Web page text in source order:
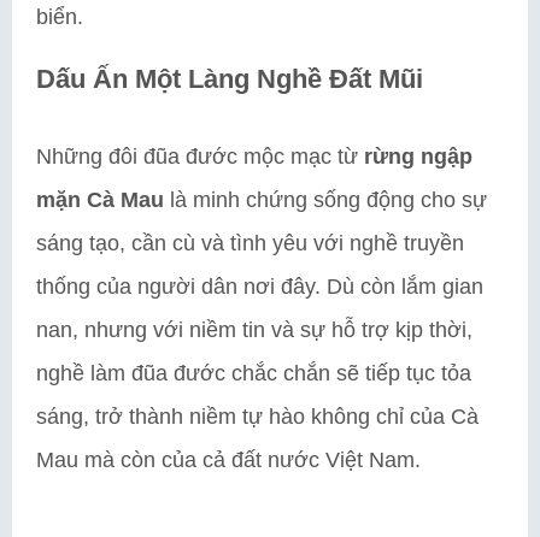
biển.
Dấu Ấn Một Làng Nghề Đất Mũi
Những đôi đũa đước mộc mạc từ rừng ngập
mặn Cà Mau là minh chứng sống động cho sự
sáng tạo, cần cù và tình yêu với nghề truyền
thống của người dân nơi đây. Dù còn lắm gian
nan, nhưng với niềm tin và sự hỗ trợ kịp thời,
nghề làm đũa đước chắc chắn sẽ tiếp tục tỏa
sáng, trở thành niềm tự hào không chỉ của Cà
Mau mà còn của cả đất nước Việt Nam.